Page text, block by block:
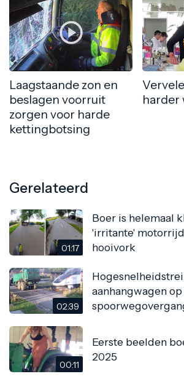
Laagstaande zon en
beslagen voorruit
zorgen voor harde
kettingbotsing
harder
Gerelateerd
01:17
Boer is helemaal
'irritante'
hooivork
02:39
aanhangwagen
00:11
Eerste beelden
2025